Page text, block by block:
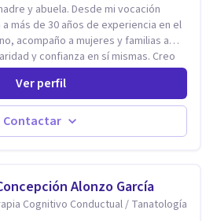
y abuela. Desde mi vocación
más de 30 años de experiencia en el
acompaño a mujeres y familias a
y confianza en sí mismas. Creo
está hecha de etapas, y que cada
espiritual y familiar— trae
Por eso utilizo una
positiva, enfoque humanista,
de bienestar mental y
a ordenar tu mundo interior, sanar
tu autoestima, transformar la
con quienes amas, y enseñarte
Ver perfil
Contactar
Alonzo García
Cognitivo Conductual / Tanatología